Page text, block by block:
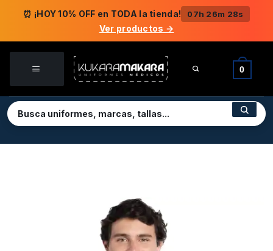
Saltar
⏰ ¡HOY 10% OFF en TODA la tienda! 07h 26m 28s
Ver productos →
0